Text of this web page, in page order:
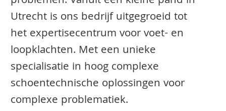
Utrecht is ons bedrijf uitgegroeid tot
het expertisecentrum voor voet- en
loopklachten. Met een unieke
specialisatie in hoog complexe
schoentechnische oplossingen voor
complexe problematiek.